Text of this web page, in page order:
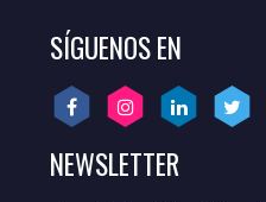
SÍGUENOS EN
NEWSLETTER